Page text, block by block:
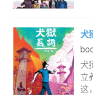
犬
犬
立
这